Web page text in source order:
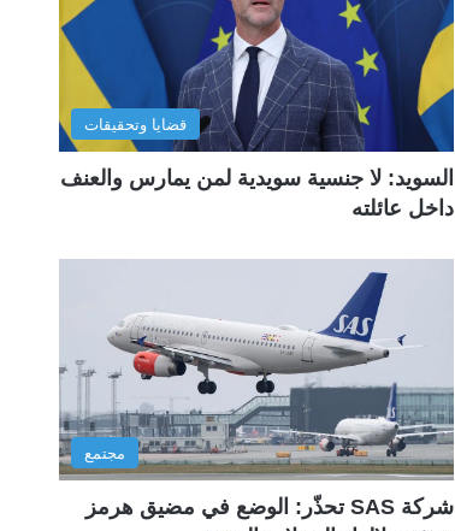
قضايا وتحقيقات
السويد: لا جنسية سويدية لمن يمارس والعنف
داخل عائلته
مجتمع
شركة SAS تحذّر: الوضع في مضيق هرمز